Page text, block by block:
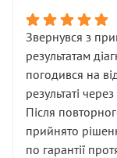
Звернувся з
результатам
погодився на
результаті
Після
прийнято
по гарантії